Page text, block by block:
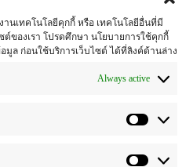
านเทคโนโลยีคุกกี้ หรือ เทคโนโลยีอื่นที่มี
ของเรา โปรดศึกษา นโยบายการใช้คุกกี้
ล ก่อนใช้บริการเว็บไซต์ ได้ที่ลิงค์ด้านล่าง
Always active
ยงเวียนรอบต้น ใบหนาและยาว
ในเป็นวุ้นใสสีเขียวอ่อน ดอก ออก
แยกเป็น 6 แฉก เรียงเป็น 2 ชั้น รูป